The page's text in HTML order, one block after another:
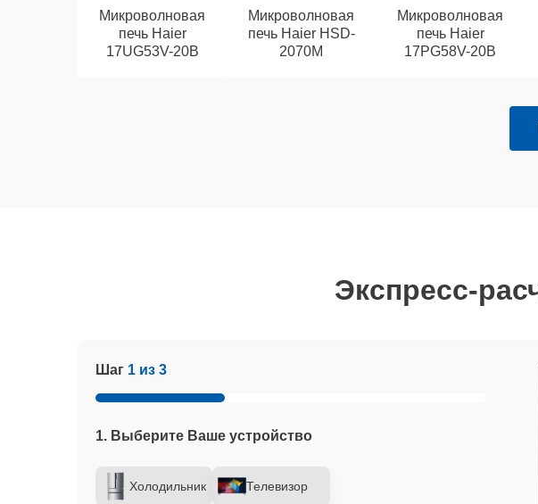
Микроволновая
печь Haier
17UG53V-20B
Микроволновая
печь Haier HSD-
2070M
Микроволновая
печь Haier
17PG58V-20B
Экспресс-
Шаг 1 из 3
1. Выберите Ваше устройство
Холодильник Телевизор